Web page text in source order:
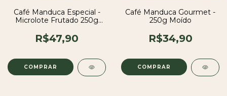
Café Manduca Especial -
Microlote Frutado 250g
R$47,90
Café Manduca Gourmet -
250g Moído
R$34,90